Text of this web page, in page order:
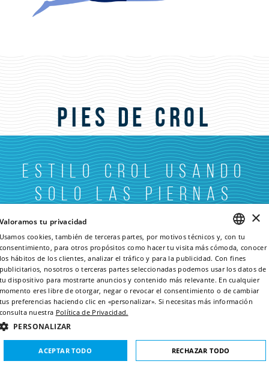
Pies de crol
Estilo crol usando
solo las piernas
Nada en estilo libre solo con las piernas mientras llevas los
brazos extendidos al frente, mano sobre mano.
Si lo quieres hacer más fácil, usa una tabla para apoyarte.
Levanta la cabeza cuando necesites respirar.
Atención a los pies, que deber estar bien extendidos pero
relajados. Hay que romper con ellos la superficie pero nunca
sacarlos del todo fuera del agua.
ENGLISH
FRENCH
×
tu privacidad
cookies, también de terceras partes, por motivos técnicos y, con tu
para otros propósitos como hacer tu visita más cómoda, conocer
hábitos de los clientes, analizar el tráfico y para la publicidad. Con fines
nosotros o terceras partes seleccionadas podemos usar los datos de
dispositivo para mostrarte anuncios y contenido más relevante. En cualquier
eres libre de otorgar, negar o revocar el consentimiento o de cambiar
preferencias haciendo clic en «personalizar». Si necesitas más información
nuestra Política de Privacidad.
PERSONALIZAR
ACEPTAR TODO RECHAZAR TODO